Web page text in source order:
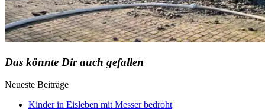
Das könnte Dir auch gefallen
Neueste Beiträge
Kinder in Eisleben mit Messer bedroht